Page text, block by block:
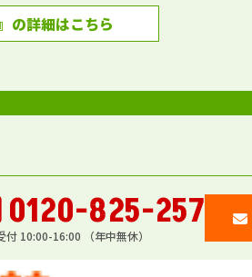
の詳細はこちら
0120-825-257
付 10:00-16:00 （年中無休）